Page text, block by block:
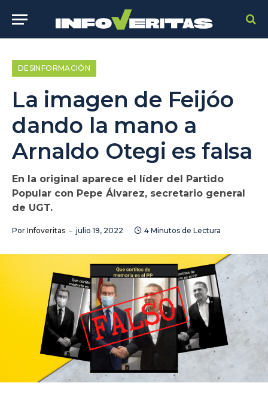
DESINFORMACIÓN
La imagen de Feijóo
dando la mano a
Arnaldo Otegi es falsa
En la original aparece el líder del Partido
Popular con Pepe Álvarez, secretario general
de UGT.
Por Infoveritas julio 19, 2022 4 Minutos de Lectura